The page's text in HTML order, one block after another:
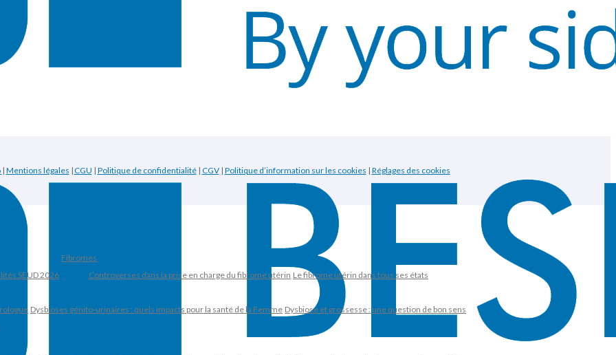
| Mentions légales |CGU | Politique de confidentialité| CGV| Politique d’information sur les cookies | Réglages des cookies
SEUD 2026
Fibromes
Controverses dans la prise en charge du fibrome utérin Le fibrome utérin dans tous ses états
Dysbioses génito-urinaires : quels impacts pour la santé de la Femme Dysbiose et grossesse : une question de bon sens